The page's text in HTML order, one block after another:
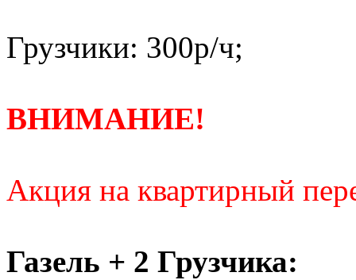
Грузчики: 300р/ч;
ВНИМАНИЕ!
Акция на квартирный
Газель + 2 Грузчика: